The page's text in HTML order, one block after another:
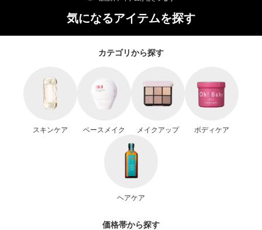
気になるアイテムを探す
カテゴリから探す
スキンケア ベースメイク メイクアップ ボディケア
ヘアケア
価格帯から探す